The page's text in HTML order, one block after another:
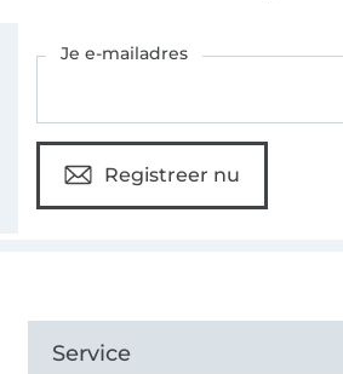
Je e-mailadres
Registreer nu
Service